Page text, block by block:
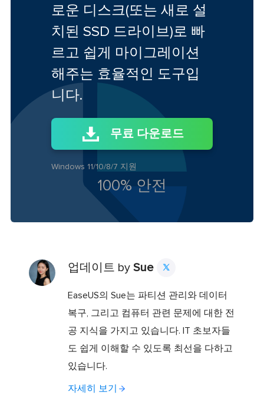
로운 디스크(또는 새로 설
치된 SSD 드라이브)로 빠
르고 쉽게 마이그레이션
해주는 효율적인 도구입
니다.
무료 다운로드
Windows 11/10/8/7 지원
100% 안전
업데이트 by Sue 
EaseUS의 Sue는 파티션 관리와 데이터
복구, 그리고 컴퓨터 관련 문제에 대한 전
공 지식을 가지고 있습니다. IT 초보자들
도 쉽게 이해할 수 있도록 최선을 다하고
있습니다.
자세히 보기